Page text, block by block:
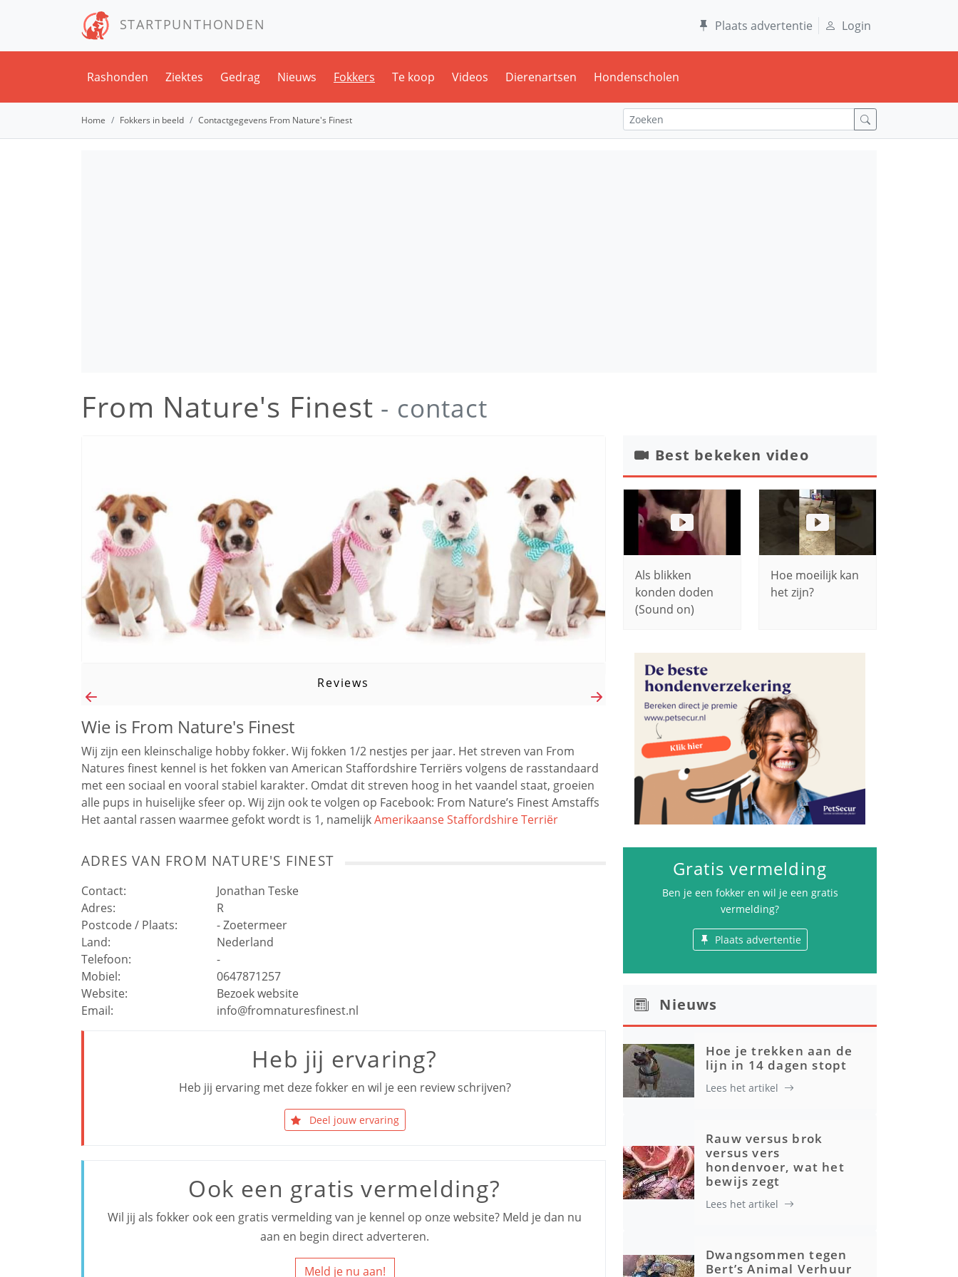
STARTPUNTHONDEN Plaats advertentie Login
Rashonden Ziektes Gedrag Nieuws Fokkers Te koop Videos Dierenartsen Hondenscholen
Home Fokkers in beeld Contactgegevens From Nature's Finest
From Nature's Finest - contact
Reviews
Wie is From Nature's Finest
Wij zijn een kleinschalige hobby fokker. Wij fokken 1/2 nestjes per jaar. Het streven van From
Natures finest kennel is het fokken van American Staffordshire Terriërs volgens de rasstandaard
met een sociaal en vooral stabiel karakter. Omdat dit streven hoog in het vaandel staat, groeien
alle pups in huiselijke sfeer op. Wij zijn ook te volgen op Facebook: From Nature’s Finest Amstaffs
Het aantal rassen waarmee gefokt wordt is 1, namelijkAmerikaanse Staffordshire Terriër
ADRES VAN FROM NATURE'S FINEST
Contact:
Jonathan Teske
Adres:
R
Postcode / Plaats:
-Zoetermeer
Land:
Nederland
Telefoon:
-
Mobiel:
0647871257
Website:
Bezoek website
Email:
info@fromnaturesfinest.nl
Heb jij ervaring?
Heb jij ervaring met deze fokker en wil je een review schrijven?
Deel jouw ervaring
Ook een gratis vermelding?
Wil jij als fokker ook een gratis vermelding van je kennel op onze website? Meld je dan nu
aan en begin direct adverteren.
Meld je nu aan!
Best bekeken video
Als blikken
konden doden
(Sound on)
Hoe moeilijk kan
het zijn?
Gratis vermelding
Ben je een fokker en wil je een gratis
vermelding?
Plaats advertentie
Nieuws
Hoe je trekken aan de
lijn in 14 dagen stopt
Lees het artikel
Rauw versus brok
versus vers
hondenvoer, wat het
bewijs zegt
Lees het artikel
Dwangsommen tegen
Bert’s Animal Verhuur